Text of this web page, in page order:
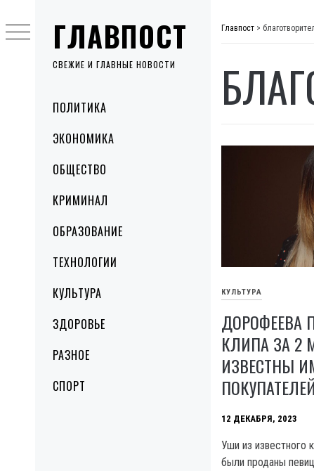
ГЛАВПОСТ
СВЕЖИЕ И ГЛАВНЫЕ НОВОСТИ
MenuПОЛИТИКА
ЭКОНОМИКА
ОБЩЕСТВО
КРИМИНАЛ
ОБРАЗОВАНИЕ
ТЕХНОЛОГИИ
КУЛЬТУРА
ЗДОРОВЬЕ
РАЗНОЕ
СПОРТ
to
content
Главпост >
КУЛЬТУРА
ДОРОФЕЕВА
КЛИПА ЗА 2
ИЗВЕСТНЫ
ПОКУПАТЕЛЕЙ
12 ДЕКАБРЯ, 2023
Уши из известного
были проданы